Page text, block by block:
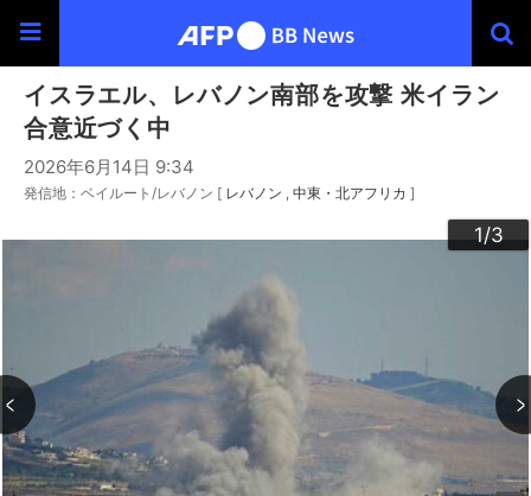
イスラエル、レバノン南部を攻撃 米イラン
合意近づく中
2026年6月14日 9:34
発信地：ベイルート/レバノン [ レバノン 中東・北アフリカ ]
1/3
2/3
3/3